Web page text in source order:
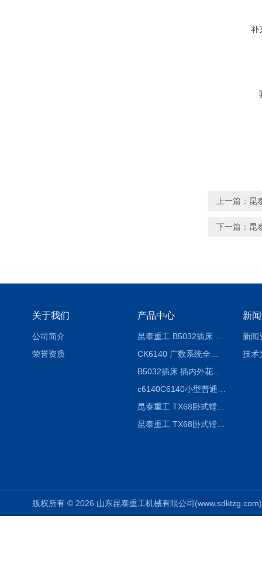
补
上一篇： 昆
下一篇： 昆
关于我们
公司简介
荣誉资质
产品中心
B5032插床 插内外花键槽 B5020液压立式插床
昆泰重工 TX68卧式镗床 镗孔机 镗缸机
昆泰重工 TX68卧式镗床 镗孔机 镗缸机 单柱
新
新闻
技术
版权所有 © 2026 山东昆泰重工机械有限公司